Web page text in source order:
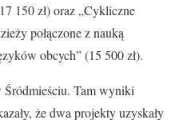
150 zł) oraz „Cykliczne
połączone z nauką
obcych” (15 500 zł).
Tam wyniki
że dwa projekty uzyskały